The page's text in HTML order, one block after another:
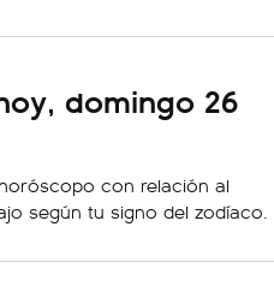
domingo 26
con relación al
según tu signo del zodíaco.